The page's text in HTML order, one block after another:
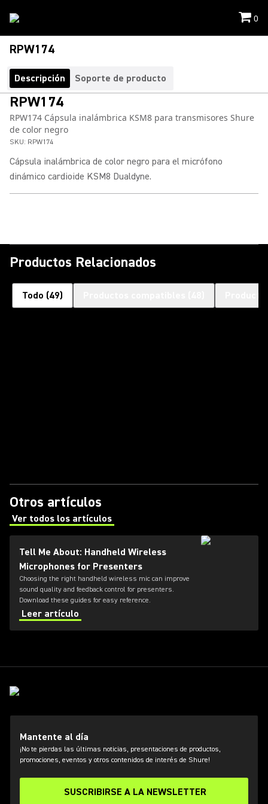
0
RPW174
Descripción Soporte de producto
RPW174
RPW174 Cápsula inalámbrica KSM8 para transmisores Shure
de color negro
SKU: RPW174
Cápsula inalámbrica de color negro para el micrófono
dinámico cardioide KSM8 Dualdyne.
Productos Relacionados
Todo (49)
Otros artículos
Ver todos los artículos
(Opens in a new tab)
Tell Me About: Handheld Wireless
Microphones for Presenters
Choosing the right handheld wireless mic can improve
sound quality and feedback control for presenters.
Download these guides for easy reference.
Leer artículo
Mantente al día
¡No te pierdas las últimas noticias, presentaciones de productos,
promociones, eventos y otros contenidos de interés de Shure!
SUSCRIBIRSE A LA NEWSLETTER